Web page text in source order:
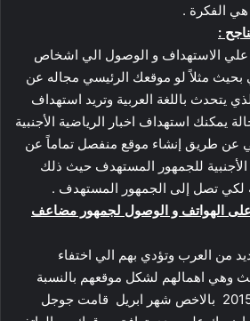
الفكرة .
الاستهداف و الوصول الي اشخاص
بحيث مثلاً لو موقعك الرئيسي مجاله عن
يتحدث باللغة العربية وتريد استهداف
يمكنك استهداف اخبار الرياضية الأجنبية
عن طريق إنشاء موقع منفصل تماماً عن
الأجنبية للجمهور المستهدف حيث ذلك
تصل إلى الجمهور المستهدف .
على الهواتف و الوصول لجمهور مضاعف
من العرب وتؤدي بهم الي اختفاء
وهي اهمالهم لشكل موقعهم بالنسبة
للهواتف . حيث في سنة 2015 بالاخص شهر ابريل قامت جوجل